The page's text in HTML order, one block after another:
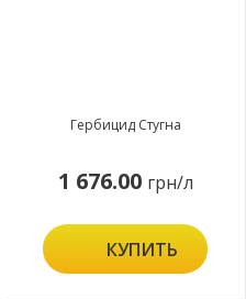
Гербицид Стугна
1 676.00 грн/л
КУПИТЬ